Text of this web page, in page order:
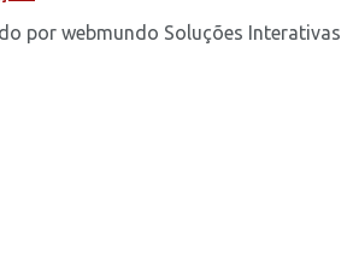
por webmundo Soluções Interativas